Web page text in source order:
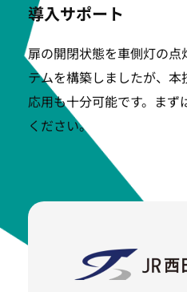
導入サポート
扉の開閉状態を車側灯の
テムを構築しましたが、
応用も十分可能です。ま
ください。